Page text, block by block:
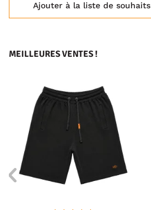
Ajouter à la liste de souhaits
MEILLEURES VENTES !